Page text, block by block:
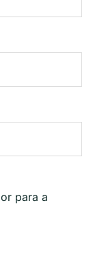
para a